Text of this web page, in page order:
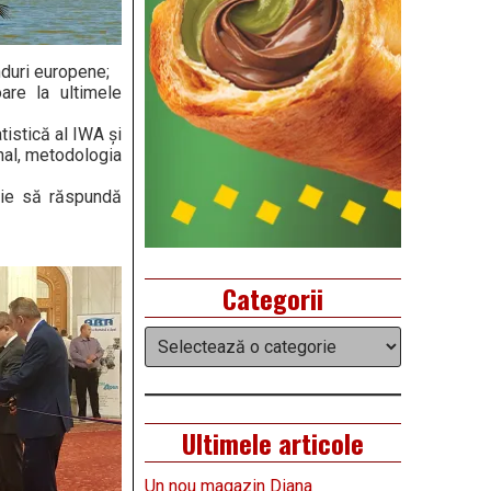
europene;
la ultimele
al IWA şi
metodologia
să răspundă
Categorii
Categorii
Ultimele articole
Un nou magazin Diana